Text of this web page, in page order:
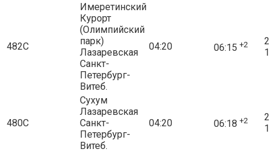
482С
Имеретинский
Курорт
(Олимпийский
парк)
Лазаревская
Санкт-
Петербург-
Витеб.
04:20 06:15 +2
480С
Сухум
Лазаревская
Санкт-
Петербург-
Витеб.
04:20 06:18 +2